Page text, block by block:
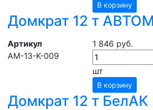
В корзину
Домкрат 12 т
Артикул
АМ-13-K-009
1 846 руб.
шт
В корзину
Домкрат 12 т БелАК